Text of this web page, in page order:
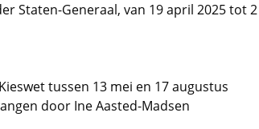
Staten-Generaal, van 19 april 2025 tot 2
tussen 13 mei en 17 augustus
door Ine Aasted-Madsen